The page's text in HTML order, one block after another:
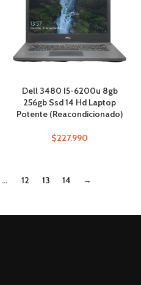
Dell 3480 I5-6200u 8gb
256gb Ssd 14 Hd Laptop
Potente (Reacondicionado)
$227.990
… 12 13 14 →